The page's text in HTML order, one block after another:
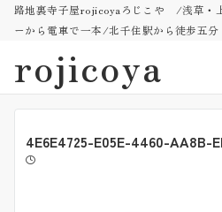
路地裏寺子屋rojicoyaろじこや /浅草・
ーから電車で一本/北千住駅から徒歩五分
rojicoya
4E6E4725-E05E-4460-AA8B-